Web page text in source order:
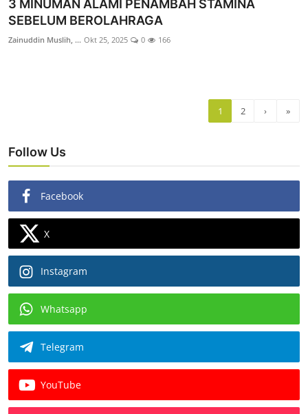
3 MINUMAN ALAMI PENAMBAH STAMINA
SEBELUM BEROLAHRAGA
Zainuddin Muslih, ... Okt 25, 2025 0 166
1 2 › »
Follow Us
Facebook
X
Instagram
Whatsapp
Telegram
YouTube